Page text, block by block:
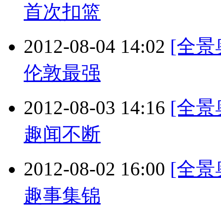
首次扣篮
2012-08-04 14:02 [全景
伦敦最强
2012-08-03 14:16 [全景
趣闻不断
2012-08-02 16:00 [全景
趣事集锦